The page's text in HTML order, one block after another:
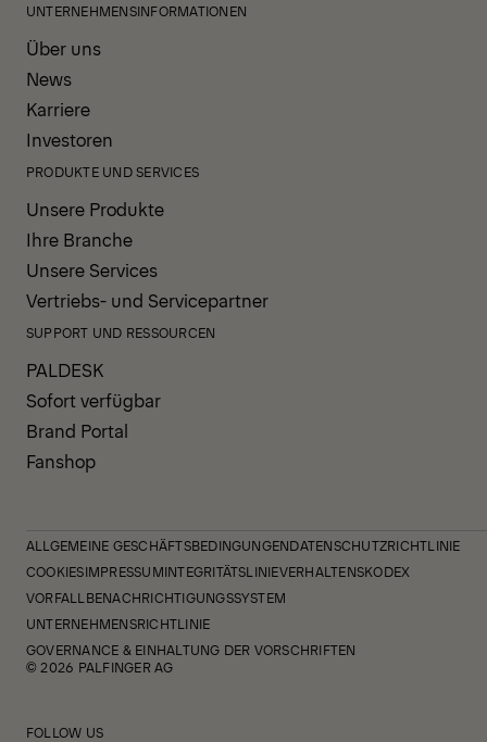
UNTERNEHMENSINFORMATIONEN
Über uns
News
Karriere
Investoren
PRODUKTE UND SERVICES
Unsere Produkte
Ihre Branche
Unsere Services
Vertriebs- und Servicepartner
SUPPORT UND RESSOURCEN
PALDESK
Sofort verfügbar
Brand Portal
Fanshop
ALLGEMEINE GESCHÄFTSBEDINGUNGENDATENSCHUTZRICHTLINIE
COOKIESIMPRESSUMINTEGRITÄTSLINIEVERHALTENSKODEX
VORFALLBENACHRICHTIGUNGSSYSTEM
UNTERNEHMENSRICHTLINIE
GOVERNANCE & EINHALTUNG DER VORSCHRIFTEN
© 2026 PALFINGER AG
FOLLOW US